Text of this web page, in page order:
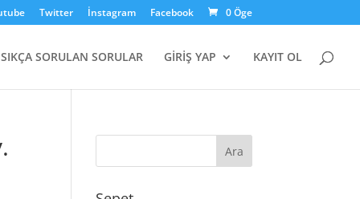
Twitter İnstagram Facebook 0 Öge
SIKÇA SORULAN SORULAR GİRİŞ YAP KAYIT OL